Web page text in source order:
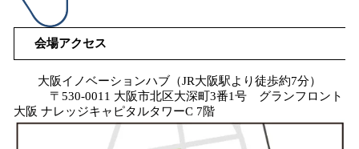
会場アクセス
大阪イノベーションハブ（JR大阪駅より徒歩約7分）
〒530-0011 大阪市北区大深町3番1号 グランフロント
大阪 ナレッジキャピタルタワーC 7階